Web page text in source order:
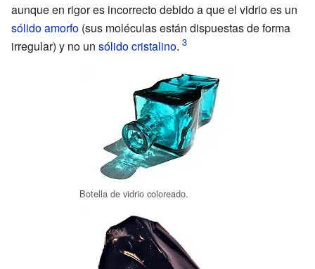
aunque en rigor es incorrecto debido a que el vidrio es un
sólido amorfo (sus moléculas están dispuestas de forma
irregular) y no un sólido cristalino.
Botella de vidrio coloreado.